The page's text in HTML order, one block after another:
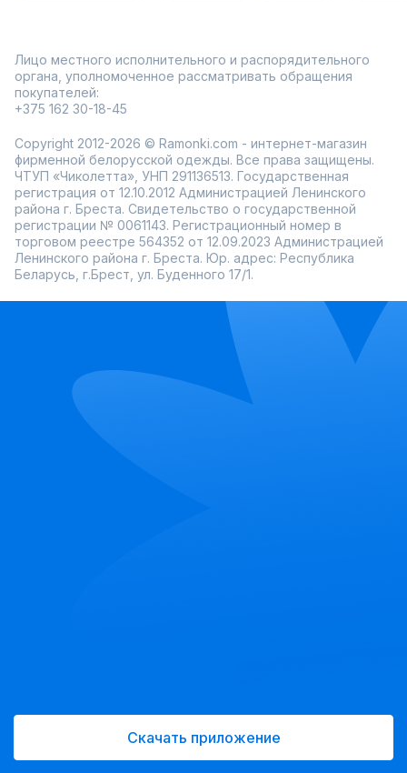
Лицо местного исполнительного и распорядительного
органа, уполномоченное рассматривать обращения
покупателей:
+375 162 30-18-45
Copyright 2012-2026 © Ramonki.com - интернет-магазин
фирменной белорусской одежды. Все права защищены.
ЧТУП «Чиколетта», УНП 291136513. Государственная
регистрация от 12.10.2012 Администрацией Ленинского
района г. Бреста. Свидетельство о государственной
регистрации № 0061143. Регистрационный номер в
торговом реестре 564352 от 12.09.2023 Администрацией
Ленинского района г. Бреста. Юр. адрес: Республика
Беларусь, г.Брест, ул. Буденного 17/1.
Скачать приложение